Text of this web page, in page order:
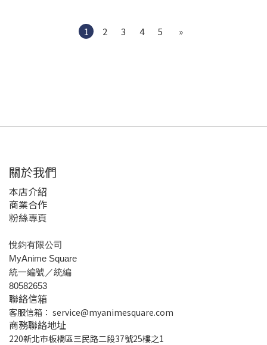
1 2 3 4 5 »
關於我們
本店介紹
商業合作
粉絲專頁
悅鈞有限公司
MyAnime Square
統一編號／統編
80582653
聯絡信箱
客服信箱： service@myanimesquare.com
商務聯絡地址
220新北市板橋區三民路二段37號25樓之1